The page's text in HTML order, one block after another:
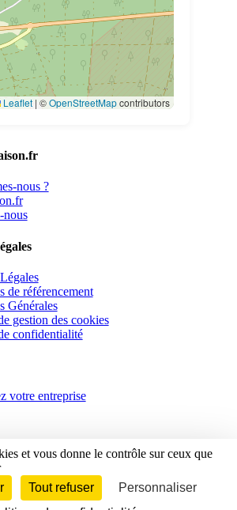
Leaflet | ©OpenStreetMapcontributors
nous ?
nous
de référencement
Générales
gestion des cookies
confidentialité
votre entreprise
et vous donne le contrôle sur ceux que
Tout refuser
Personnaliser